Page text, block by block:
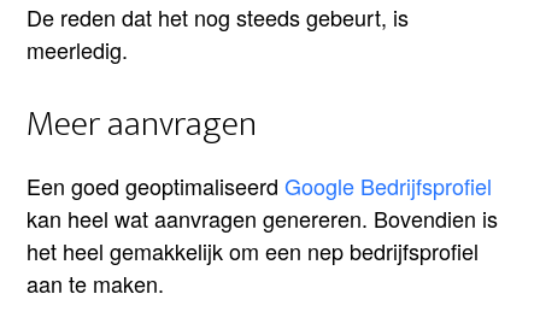
De reden dat het nog steeds gebeurt, is
meerledig.
Meer aanvragen
Een goed geoptimaliseerdGoogle Bedrijfsprofiel
kan heel wat aanvragen genereren. Bovendien is
het heel gemakkelijk om een nep bedrijfsprofiel
aan te maken.